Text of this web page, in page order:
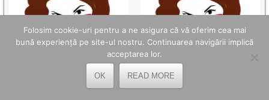
Folosim cookie-uri pentru a ne asigura că vă oferim cea mai
bună experiență pe site-ul nostru. Continuarea navigării implică
acceptarea lor.
OK READ MORE